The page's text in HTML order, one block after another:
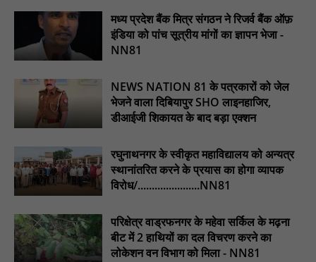
पिड़ावा में आगामी त्योहारों को लेकर शांति समिति की बैठक आयोजित : NN81
मध्य प्रदेश बैंक मित्र संगठन ने रिजर्व बैंक ऑफ़
इंडिया को पांच सूत्रीय मांगों का ज्ञापन भेजा -
NN81
NEWS NATION 81 के पत्रकारों को जेल
भेजने वाला दिबियापुर SHO लाइनहाजिर,
डीआईजी शिकायत के बाद बड़ा एक्शन
रघुनाथनगर के स्वीकृत महाविद्यालय को अन्यत्र
स्थानांतरित करने के प्रयास का होगा व्यापक
विरोध/......................NN81
परिक्षेत्र वाड्रफनगर के महेवा सर्किल के मढ़ना
बीट में 2 हाथियों का दल विचरण करने का
लोकेशन वन विभाग को मिला - NN81